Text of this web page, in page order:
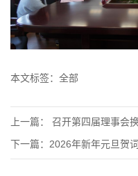
本文标签： 全部
上一篇：
召开第四届理事会
下一篇： 2026年新年元旦贺词